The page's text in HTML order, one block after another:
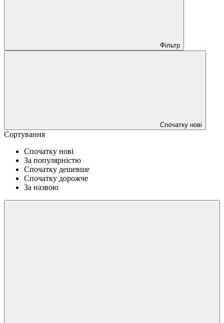
Фільтр
Спочатку нові
Сортування
Спочатку нові
За популярністю
Спочатку дешевше
Спочатку дорожче
За назвою